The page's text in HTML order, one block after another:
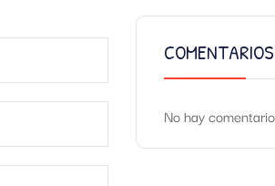
No hay